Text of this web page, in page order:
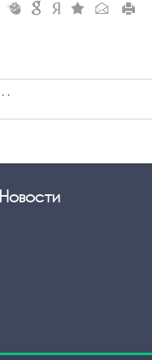
" & 6 Q P R
Новости